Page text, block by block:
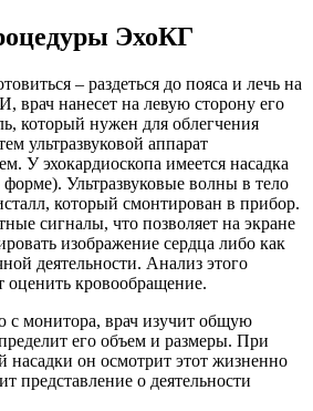
ЭхоКГ
– раздеться до пояса и лечь на
врач нанесет на левую сторону его
который нужен для облегчения
ультразвуковой аппарат
У эхокардиоскопа имеется насадка
Ультразвуковые волны в тело
который смонтирован в прибор.
сигналы, что позволяет на экране
изображение сердца либо как
деятельности. Анализ этого
оценить кровообращение.
монитора, врач изучит общую
его объем и размеры. При
насадки он осмотрит этот жизненно
представление о деятельности